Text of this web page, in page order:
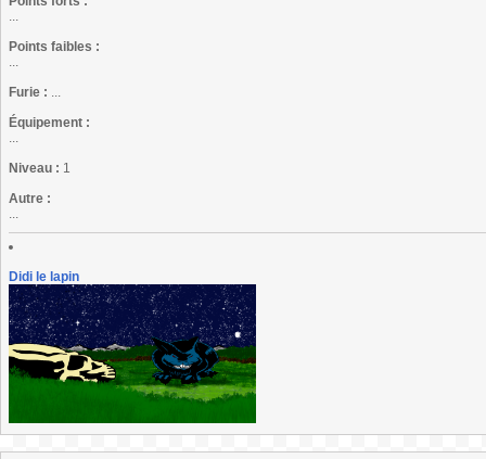
...
Points faibles :
...
Furie : ...
Équipement :
...
Niveau : 1
Autre :
...
Didi le lapin